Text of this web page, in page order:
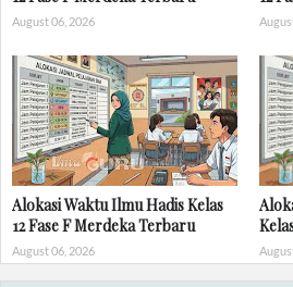
August 06, 2026
Alokasi Waktu Ilmu Hadis Kelas
12 Fase F Merdeka Terbaru
August 06, 2026